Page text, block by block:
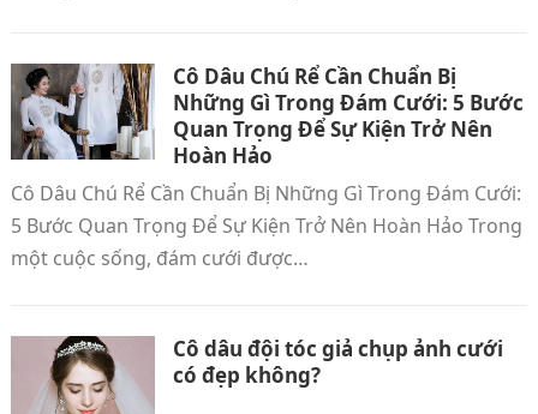
Cô Dâu Chú Rể Cần Chuẩn Bị
Những Gì Trong Đám Cưới: 5 Bước
Quan Trọng Để Sự Kiện Trở Nên
Hoàn Hảo
Cô Dâu Chú Rể Cần Chuẩn Bị Những Gì Trong Đám Cưới:
5 Bước Quan Trọng Để Sự Kiện Trở Nên Hoàn Hảo Trong
một cuộc sống, đám cưới được…
Cô dâu đội tóc giả chụp ảnh cưới
có đẹp không?